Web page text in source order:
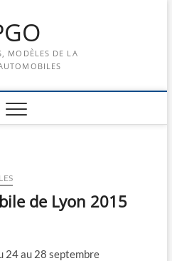
MODÈLES DE LA
de Lyon 2015
24 au 28 septembre